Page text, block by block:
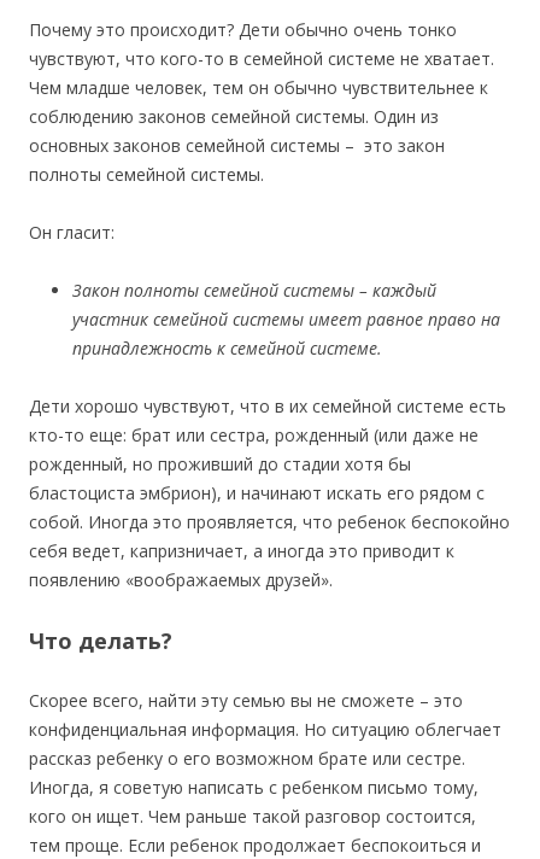
Почему это происходит? Дети обычно очень тонко
чувствуют, что кого-то в семейной системе не хватает.
Чем младше человек, тем он обычно чувствительнее к
соблюдению законов семейной системы. Один из
основных законов семейной системы – это закон
полноты семейной системы.
Он гласит:
Закон полноты семейной системы – каждый
участник семейной системы имеет равное право на
принадлежность к семейной системе.
Дети хорошо чувствуют, что в их семейной системе есть
кто-то еще: брат или сестра, рожденный (или даже не
рожденный, но проживший до стадии хотя бы
бластоциста эмбрион), и начинают искать его рядом с
собой. Иногда это проявляется, что ребенок беспокойно
себя ведет, капризничает, а иногда это приводит к
появлению «воображаемых друзей».
Что делать?
Скорее всего, найти эту семью вы не сможете – это
конфиденциальная информация. Но ситуацию облегчает
рассказ ребенку о его возможном брате или сестре.
Иногда, я советую написать с ребенком письмо тому,
кого он ищет. Чем раньше такой разговор состоится,
тем проще. Если ребенок продолжает беспокоиться и